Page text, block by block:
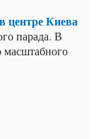
центре Киева
парада. В
масштабного